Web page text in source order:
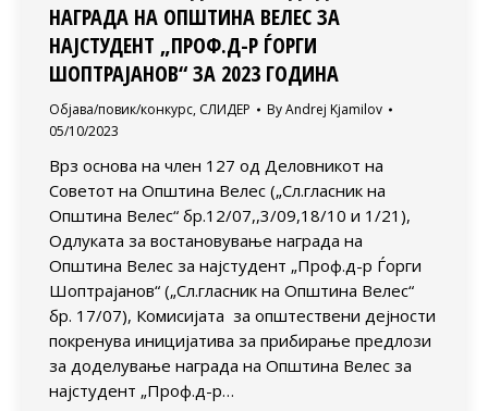
НАГРАДА НА ОПШТИНА ВЕЛЕС ЗА
НАЈСТУДЕНТ „ПРОФ.Д-Р ЃОРГИ
ШОПТРАЈАНОВ“ ЗА 2023 ГОДИНА
Објава/повик/конкурс, СЛИДЕР ByAndrej Kjamilov
05/10/2023
Врз основа на член 127 од Деловникот на
Советот на Општина Велес („Сл.гласник на
Општина Велес“ бр.12/07,,3/09,18/10 и 1/21),
Одлуката за востановување награда на
Општина Велес за најстудент „Проф.д-р Ѓорги
Шоптрајанов“ („Сл.гласник на Општина Велес“
бр. 17/07), Комисијата за општествени дејности
покренува иницијатива за прибирање предлози
за доделување награда на Општина Велес за
најстудент „Проф.д-р…